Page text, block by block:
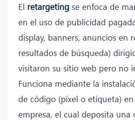
El retargeting se enfoca de
en el uso de publicidad
display, banners, anuncios en
resultados de búsqueda)
visitaron su sitio web pero no
Funciona mediante la
de código (píxel o etiqueta)
empresa, el cual deposita una